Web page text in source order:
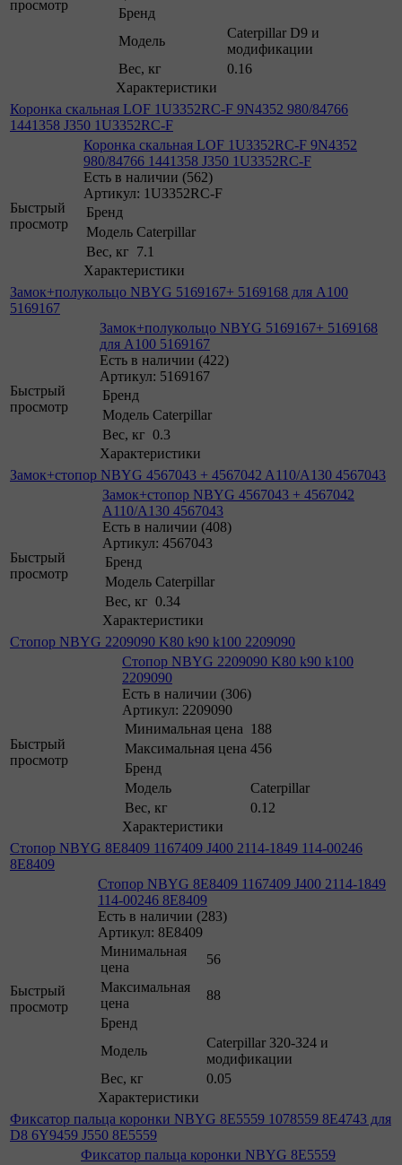
просмотр
Бренд
Модель
Caterpillar D9 и
модификации
Вес, кг
0.16
Характеристики
Коронка скальная LOF 1U3352RC-F 9N4352 980/84766
1441358 J350 1U3352RC-F
Быстрый
просмотр
Коронка скальная LOF 1U3352RC-F 9N4352
980/84766 1441358 J350 1U3352RC-F
Есть в наличии (562)
Артикул: 1U3352RC-F
Бренд
Модель Caterpillar
Вес, кг 7.1
Характеристики
Замок+полукольцо NBYG 5169167+ 5169168 для A100
5169167
Быстрый
просмотр
Замок+полукольцо NBYG 5169167+ 5169168
для A100 5169167
Есть в наличии (422)
Артикул: 5169167
Бренд
Модель Caterpillar
Вес, кг 0.3
Характеристики
Замок+стопор NBYG 4567043 + 4567042 A110/A130 4567043
Быстрый
просмотр
Замок+стопор NBYG 4567043 + 4567042
A110/A130 4567043
Есть в наличии (408)
Артикул: 4567043
Бренд
Модель Caterpillar
Вес, кг 0.34
Характеристики
Стопор NBYG 2209090 K80 k90 k100 2209090
Быстрый
просмотр
Стопор NBYG 2209090 K80 k90 k100
2209090
Есть в наличии (306)
Артикул: 2209090
Минимальная цена
188
Максимальная цена 456
Бренд
Модель
Caterpillar
Вес, кг
0.12
Характеристики
Стопор NBYG 8E8409 1167409 J400 2114-1849 114-00246
8E8409
Быстрый
просмотр
Стопор NBYG 8E8409 1167409 J400 2114-1849
114-00246 8E8409
Есть в наличии (283)
Артикул: 8E8409
Минимальная
цена
56
Максимальная
цена
88
Бренд
Модель
Caterpillar 320-324 и
модификации
Вес, кг
0.05
Характеристики
Фиксатор пальца коронки NBYG 8E5559 1078559 8E4743 для
D8 6Y9459 J550 8E5559
Фиксатор пальца коронки NBYG 8E5559